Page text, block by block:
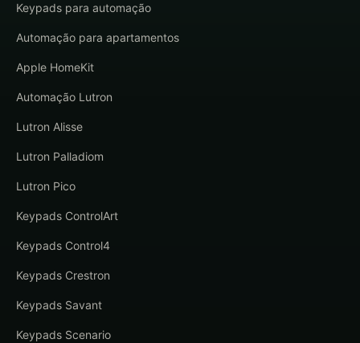
Keypads para automação
Automação para apartamentos
Apple HomeKit
Automação Lutron
Lutron Alisse
Lutron Palladiom
Lutron Pico
Keypads ControlArt
Keypads Control4
Keypads Crestron
Keypads Savant
Keypads Scenario